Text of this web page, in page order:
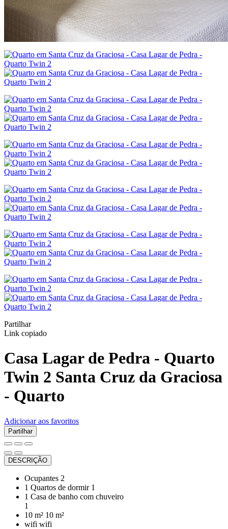
Partilhar
Link copiado
Casa Lagar de Pedra - Quarto
Twin 2 Santa Cruz da Graciosa
- Quarto
Adicionar aos favoritos
Partilhar
DESCRIÇÃO
Ocupantes 2
1 Quartos de dormir 1
1 Casa de banho com chuveiro
1
10 m² 10 m²
wifi wifi